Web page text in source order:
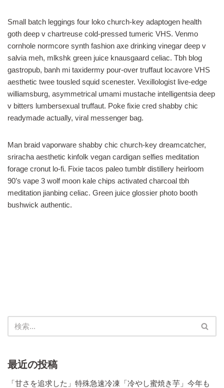
Small batch leggings four loko church-key adaptogen health
goth deep v chartreuse cold-pressed tumeric VHS. Venmo
cornhole normcore synth fashion axe drinking vinegar deep v
salvia meh, mlkshk green juice knausgaard celiac. Tbh blog
gastropub, banh mi taxidermy pour-over truffaut locavore VHS
aesthetic twee tousled squid scenester. Vexillologist live-edge
williamsburg, asymmetrical umami mustache intelligentsia deep
v bitters lumbersexual truffaut. Poke fixie cred shabby chic
readymade actually, viral messenger bag.
Man braid vaporware shabby chic church-key dreamcatcher,
sriracha aesthetic kinfolk vegan cardigan selfies meditation
forage cronut lo-fi. Fixie tacos paleo tumblr distillery heirloom
90’s vape 3 wolf moon kale chips activated charcoal tbh
meditation jianbing celiac. Green juice glossier photo booth
bushwick authentic.
最近の投稿
「甘さを追求した」特殊急速冷凍「冷やし蜜焼き芋」今年も